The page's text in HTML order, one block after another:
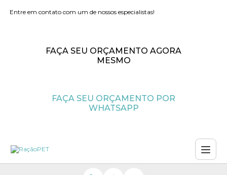
Entre em contato com um de nossos especialistas!
FAÇA SEU ORÇAMENTO AGORA
MESMO
FAÇA SEU ORÇAMENTO POR
WHATSAPP